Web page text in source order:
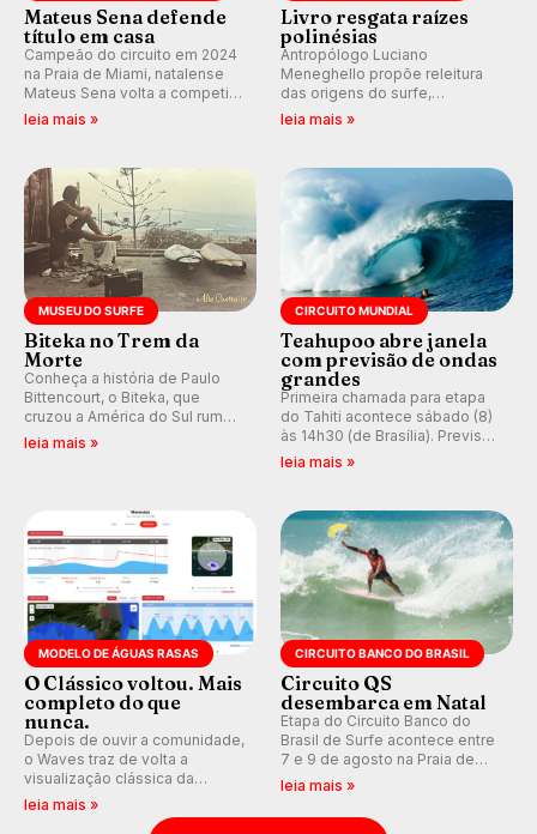
Mateus Sena defende
título em casa
Campeão do circuito em 2024
na Praia de Miami, natalense
Mateus Sena volta a competir
em casa em busca de manter a
leia mais »
Livro resgata raízes
polinésias
Antropólogo Luciano
Meneghello propõe releitura
das origens do surfe,
resgatando a cultura polinésia
prática em esporte e indústria.
leia mais »
MUSEU DO SURFE
Biteka no Trem da
Morte
Conheça a história de Paulo
Bittencourt, o Biteka, que
cruzou a América do Sul rumo
ao Pacífico em uma jornada
leia mais »
CIRCUITO MUNDIAL
Teahupoo abre janela
com previsão de ondas
grandes
Primeira chamada para etapa
do Tahiti acontece sábado (8)
às 14h30 (de Brasília). Previsão
indica swell consistente.
Kelly Slater convidado.
leia mais »
MODELO DE ÁGUAS RASAS
O Clássico voltou. Mais
completo do que
nunca.
Depois de ouvir a comunidade,
o Waves traz de volta a
visualização clássica da
previsão de águas rasas,
agora integrada à nova
leia mais »
CIRCUITO BANCO DO BRASIL
Circuito QS
desembarca em Natal
Etapa do Circuito Banco do
Brasil de Surfe acontece entre
7 e 9 de agosto na Praia de
Miami (RN), em disputas
(QS) 4.000 e pela corrida por
leia mais »